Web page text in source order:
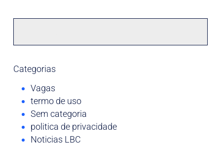
Categorias
Vagas
termo de uso
Sem categoria
politica de privacidade
Noticias LBC